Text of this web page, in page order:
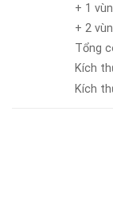
+ 1
+ 2
Tổng
Kích
Kích